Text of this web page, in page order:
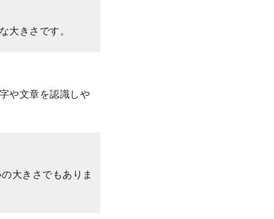
大きさです。
や文章を認識しや
大きさでもありま